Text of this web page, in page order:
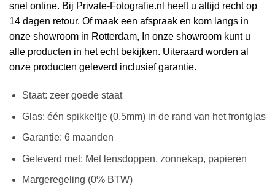
snel online. Bij Private-Fotografie.nl heeft u altijd recht op
14 dagen retour. Of maak een afspraak en kom langs in
onze showroom in Rotterdam, In onze showroom kunt u
alle producten in het echt bekijken. Uiteraard worden al
onze producten geleverd inclusief garantie.
Staat: zeer goede staat
Glas: één spikkeltje (0,5mm) in de rand van het frontglas
Garantie: 6 maanden
Geleverd met: Met lensdoppen, zonnekap, papieren
Margeregeling (0% BTW)